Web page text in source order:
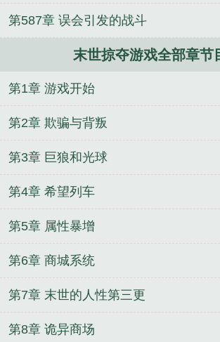
夏） 洪荒之太上老子 斗罗：喝酒变
第587章 误会引发的战斗
末世掠夺游戏全部章节
第1章 游戏开始
第2章 欺骗与背叛
第3章 巨狼和光球
第4章 希望列车
第5章 属性暴增
第6章 商城系统
第7章 末世的人性第三更
第8章 诡异商场